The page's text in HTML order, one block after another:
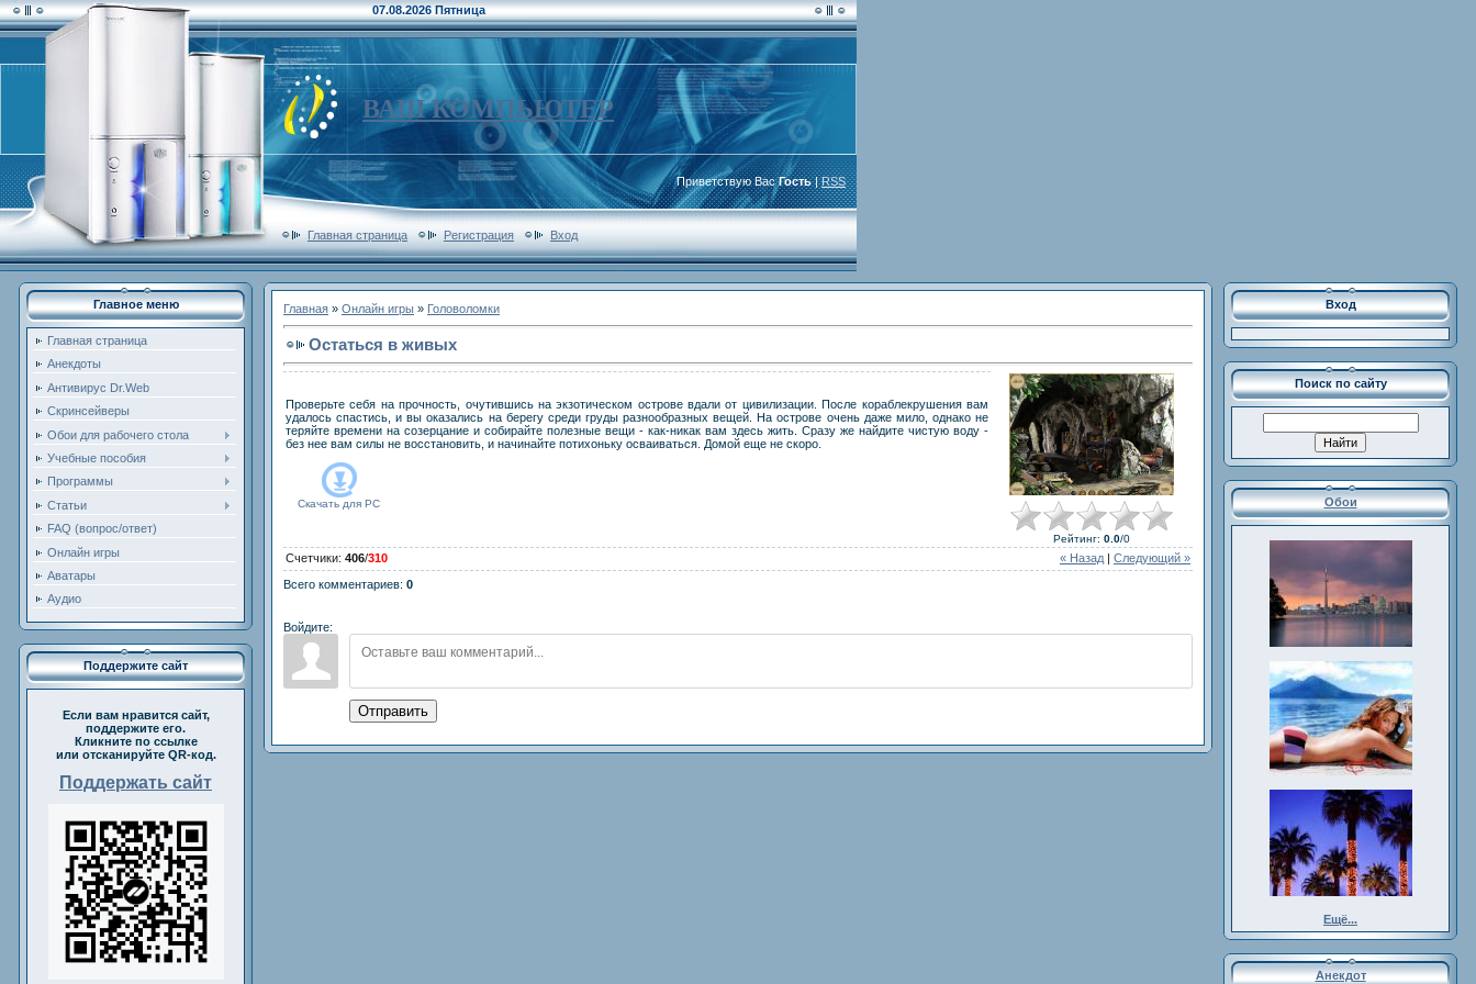
07.08.2026 Пятница
ВАШ КОМПЬЮТЕР
Приветствую ВасГость|RSS
Главная страница Регистрация Вход
Главное меню
Главная страница
Анекдоты
Антивирус Dr.Web
Скринсейверы
Обои для рабочего стола
Учебные пособия
Программы
Статьи
FAQ (вопрос/ответ)
Онлайн игры
Аватары
Аудио
Поддержите сайт
Если вам нравится сайт,
поддержите его.
Кликните по ссылке
или отсканируйте QR-код.
Поддержать сайт
Главная » Онлайн игры » Головоломки
Остаться в живых
Проверьте себя на прочность, очутившись на экзотическом острове вдали от цивилизации. После кораблекрушения вам
удалось спастись, и вы оказались на берегу среди груды разнообразных вещей. На острове очень даже мило, однако не
теряйте времени на созерцание и собирайте полезные вещи - как-никак вам здесь жить. Сразу же найдите чистую воду -
без нее вам силы не восстановить, и начинайте потихоньку осваиваться. Домой еще не скоро.
Скачать для PC
Рейтинг: 0.0/0
« Назад Следующий »
Счетчики: 406/310
Всего комментариев: 0
Войдите:
Отправить
Вход
Поиск по сайту
Обои
Ещё...
Анекдот